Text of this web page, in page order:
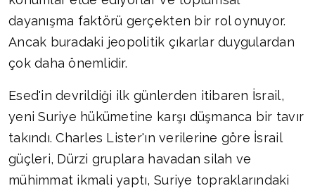
dayanışma faktörü gerçekten bir rol oynuyor.
Ancak buradaki jeopolitik çıkarlar duygulardan
çok daha önemlidir.
Esed'in devrildiği ilk günlerden itibaren İsrail,
yeni Suriye hükümetine karşı düşmanca bir tavır
takındı. Charles Lister'ın verilerine göre İsrail
güçleri, Dürzi gruplara havadan silah ve
mühimmat ikmali yaptı, Suriye topraklarındaki